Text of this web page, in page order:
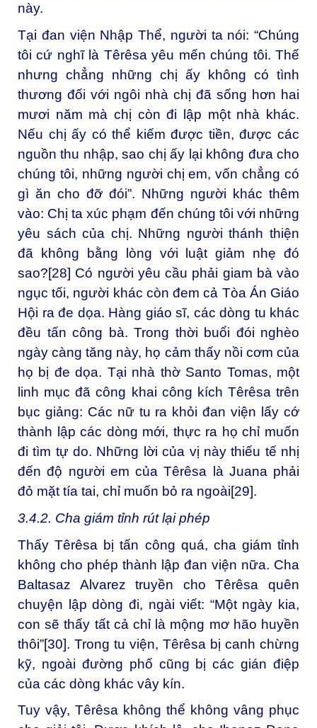
này.
Tại đan viện Nhập Thể, người ta nói: “Chúng
tôi cứ nghĩ là Têrêsa yêu mến chúng tôi. Thế
nhưng chẳng những chị ấy không có tình
thương đối với ngôi nhà chị đã sống hơn hai
mươi năm mà chị còn đi lập một nhà khác.
Nếu chị ấy có thể kiếm được tiền, được các
nguồn thu nhập, sao chị ấy lại không đưa cho
chúng tôi, những người chị em, vốn chẳng có
gì ăn cho đỡ đói”. Những người khác thêm
vào: Chị ta xúc phạm đến chúng tôi với những
yêu sách của chị. Những người thánh thiện
đã không bằng lòng với luật giảm nhẹ đó
sao?[28] Có người yêu cầu phải giam bà vào
ngục tối, người khác còn đem cả Tòa Án Giáo
Hội ra đe dọa. Hàng giáo sĩ, các dòng tu khác
đều tấn công bà. Trong thời buổi đói nghèo
ngày càng tăng này, họ cảm thấy nồi cơm của
họ bị đe dọa. Tại nhà thờ Santo Tomas, một
linh mục đã công khai công kích Têrêsa trên
bục giảng: Các nữ tu ra khỏi đan viện lấy cớ
thành lập các dòng mới, thực ra họ chỉ muốn
đi tìm tự do. Những lời của vị này thiếu tế nhị
đến độ người em của Têrêsa là Juana phải
đỏ mặt tía tai, chỉ muốn bỏ ra ngoài[29].
3.4.2. Cha giám tỉnh rút lại phép
Thấy Têrêsa bị tấn công quá, cha giám tỉnh
không cho phép thành lập đan viện nữa. Cha
Baltasaz Alvarez truyền cho Têrêsa quên
chuyện lập dòng đi, ngài viết: “Một ngày kia,
con sẽ thấy tất cả chỉ là mộng mơ hão huyền
thôi”[30]. Trong tu viện, Têrêsa bị canh chừng
kỹ, ngoài đường phố cũng bị các gián điệp
của các dòng khác vây kín.
Tuy vậy, Têrêsa không thể không vâng phục